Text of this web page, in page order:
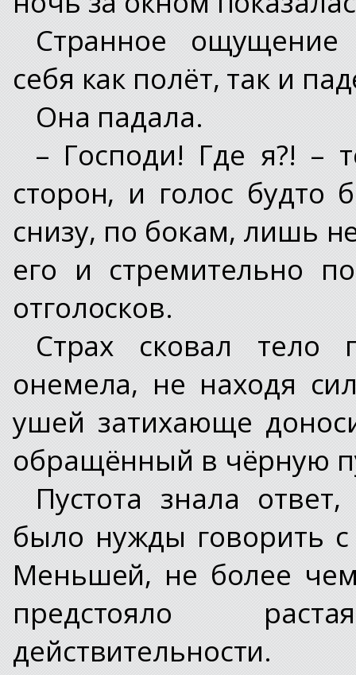
Странное
себя как полёт, так и
Она падала.
– Господи! Где я?! –
сторон, и голос будто
снизу, по бокам, лишь
его и стремительно
отголосков.
Страх сковал тело
онемела, не находя
ушей затихающе
обращённый в чёрную
Пустота знала
было нужды говорить
Меньшей, не более
предстояло
действительности.